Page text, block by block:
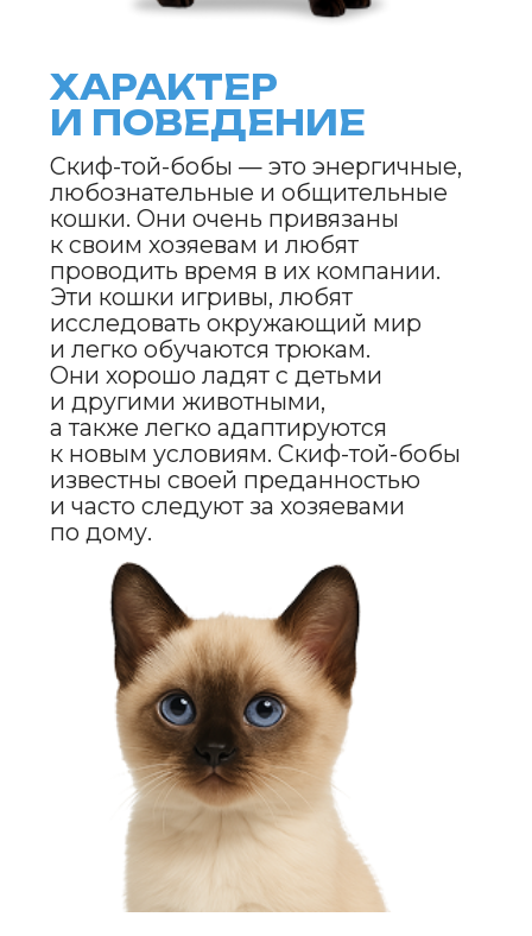
ERID: 2VtzqwqYoDE
ПОДРОБНЕЕ
МЯГКИЙ
ШАМПУНЬ
ДЛЯ СОБАК
И КОШЕК
TENDER
TOUCH
ПОРОДЫ